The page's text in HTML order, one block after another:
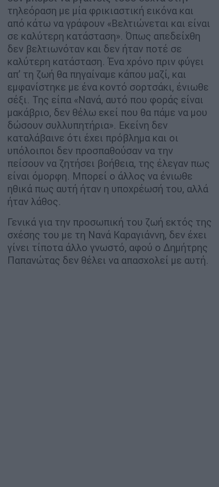
τηλεόραση με μία φρικιαστική εικόνα και
από κάτω να γράφουν «Βελτιώνεται και είναι
σε καλύτερη κατάσταση». Όπως απεδείχθη
δεν βελτιωνόταν και δεν ήταν ποτέ σε
καλύτερη κατάσταση. Ένα χρόνο πριν φύγει
απ’ τη ζωή θα πηγαίναμε κάπου μαζί, και
εμφανίστηκε με ένα κοντό σορτσάκι, ένιωθε
σέξι. Της είπα «Νανά, αυτό που φοράς είναι
μακάβριο, δεν θέλω εκεί που θα πάμε να μου
δώσουν συλλυπητήρια». Εκείνη δεν
καταλάβαινε ότι έχει πρόβλημα και οι
υπόλοιποι δεν προσπαθούσαν να την
πείσουν να ζητήσει βοήθεια, της έλεγαν πως
είναι όμορφη. Μπορεί ο άλλος να ένιωθε
ηθικά πως αυτή ήταν η υποχρέωσή του, αλλά
ήταν λάθος.
Γενικά για την προσωπική του ζωή εκτός της
σχέσης του με τη Νανά Καραγιάννη, δεν έχει
γίνει τίποτα άλλο γνωστό, αφού ο Δημήτρης
Παπανώτας δεν θέλει να απασχολεί με αυτή.